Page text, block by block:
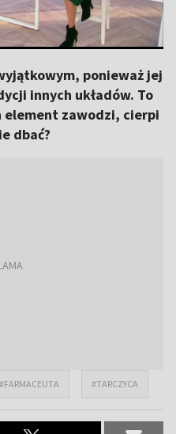
ponieważ jej
innych układów. To
zawodzi, cierpi
dbać?
#FARMACEUTA #TARCZYCA